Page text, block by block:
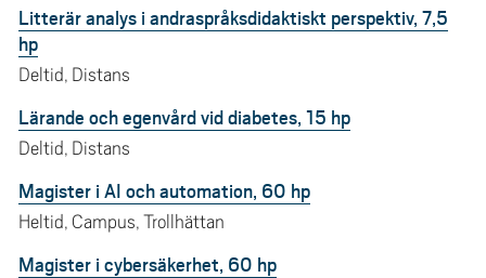
Litterär analys i andraspråksdidaktiskt perspektiv, 7,5
hp
Deltid, Distans
Lärande och egenvård vid diabetes, 15 hp
Deltid, Distans
Magister i AI och automation, 60 hp
Heltid, Campus, Trollhättan
Magister i cybersäkerhet, 60 hp